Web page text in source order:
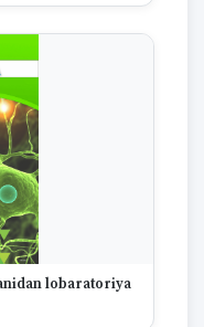
lobaratoriya